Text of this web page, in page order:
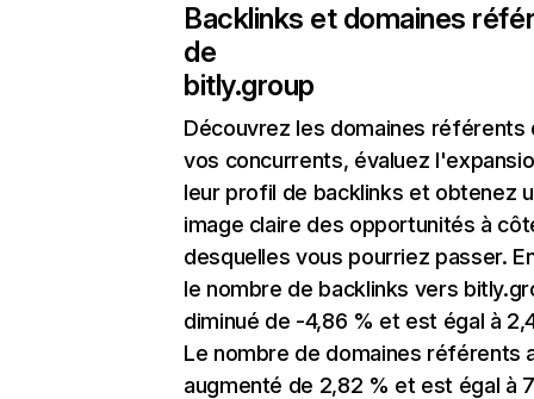
Backlinks et domaines
de
bitly.group
Découvrez les domaines référents
vos concurrents, évaluez
leur profil de backlinks et obtenez
image claire des opportunités à
desquelles vous pourriez passer.
le nombre de backlinks vers
diminué de -4,86 % et est égal à
Le nombre de domaines référents
augmenté de 2,82 % et est égal à